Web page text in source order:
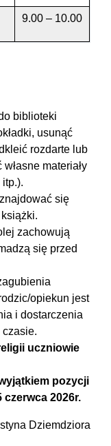
9.00 – 10.00
biblioteki
usunąć
rozdarte lub
materiały
się
zachowują
się przed
opiekun jest
i dostarczenia
uczniowie
pozycji
czerwca 2026r.
Dziemdziora